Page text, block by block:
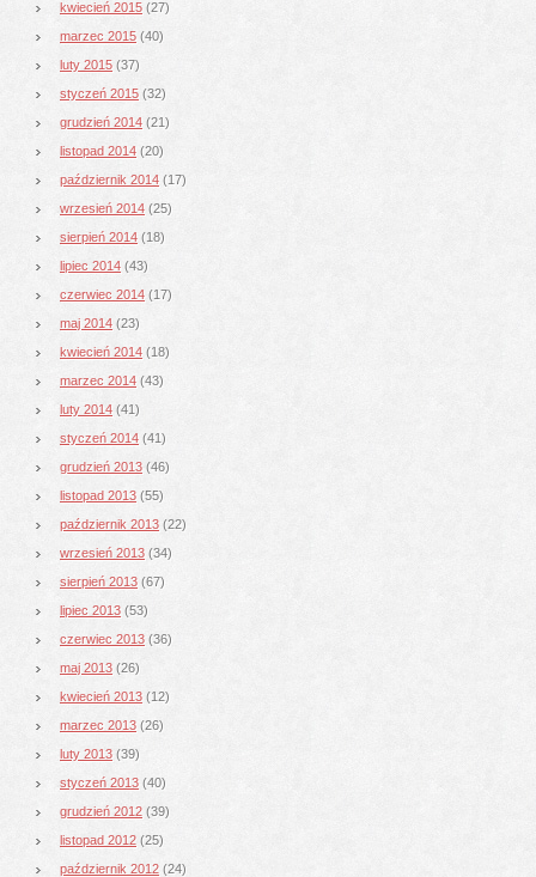
kwiecień 2015 (27)
marzec 2015 (40)
luty 2015 (37)
styczeń 2015 (32)
grudzień 2014 (21)
listopad 2014 (20)
październik 2014 (17)
wrzesień 2014 (25)
sierpień 2014 (18)
lipiec 2014 (43)
czerwiec 2014 (17)
maj 2014 (23)
kwiecień 2014 (18)
marzec 2014 (43)
luty 2014 (41)
styczeń 2014 (41)
grudzień 2013 (46)
listopad 2013 (55)
październik 2013 (22)
wrzesień 2013 (34)
sierpień 2013 (67)
lipiec 2013 (53)
czerwiec 2013 (36)
maj 2013 (26)
kwiecień 2013 (12)
marzec 2013 (26)
luty 2013 (39)
styczeń 2013 (40)
grudzień 2012 (39)
listopad 2012 (25)
październik 2012 (24)